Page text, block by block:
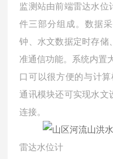
监测站由前端雷达水位
件三部分组成。数据
钟、水文数据定时存储
准通信功能。系统内置
口可以很方便的与计
通讯模块还可实现水文
连接。
雷达水位计